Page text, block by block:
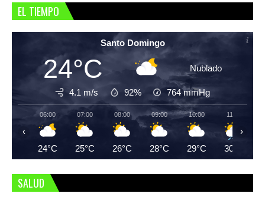
EL TIEMPO
Santo Domingo
24°C Nublado
4.1 m/s 92% 764mmHg
06:00
24°C
07:00
25°C
08:00
26°C
09:00
28°C
10:00
29°C
11:00
30°C
‹ ›
SALUD